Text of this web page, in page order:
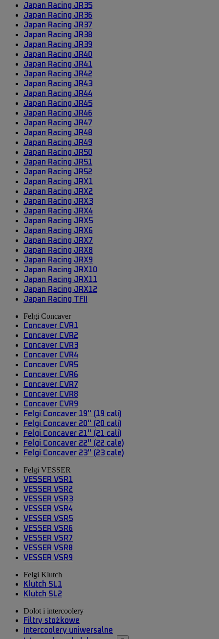
Japan Racing JR35
Japan Racing JR36
Japan Racing JR37
Japan Racing JR38
Japan Racing JR39
Japan Racing JR40
Japan Racing JR41
Japan Racing JR42
Japan Racing JR43
Japan Racing JR44
Japan Racing JR45
Japan Racing JR46
Japan Racing JR47
Japan Racing JR48
Japan Racing JR49
Japan Racing JR50
Japan Racing JR51
Japan Racing JR52
Japan Racing JRX1
Japan Racing JRX2
Japan Racing JRX3
Japan Racing JRX4
Japan Racing JRX5
Japan Racing JRX6
Japan Racing JRX7
Japan Racing JRX8
Japan Racing JRX9
Japan Racing JRX10
Japan Racing JRX11
Japan Racing JRX12
Japan Racing TFII
Felgi Concaver
Concaver CVR1
Concaver CVR2
Concaver CVR3
Concaver CVR4
Concaver CVR5
Concaver CVR6
Concaver CVR7
Concaver CVR8
Concaver CVR9
Felgi Concaver 19'' (19 cali)
Felgi Concaver 20'' (20 cali)
Felgi Concaver 21'' (21 cali)
Felgi Concaver 22'' (22 cale)
Felgi Concaver 23'' (23 cale)
Felgi VESSER
VESSER VSR1
VESSER VSR2
VESSER VSR3
VESSER VSR4
VESSER VSR5
VESSER VSR6
VESSER VSR7
VESSER VSR8
VESSER VSR9
Felgi Klutch
Klutch SL1
Klutch SL2
Dolot i intercoolery
Filtry stożkowe
Intercoolery uniwersalne